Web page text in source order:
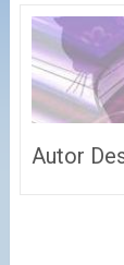
Autor